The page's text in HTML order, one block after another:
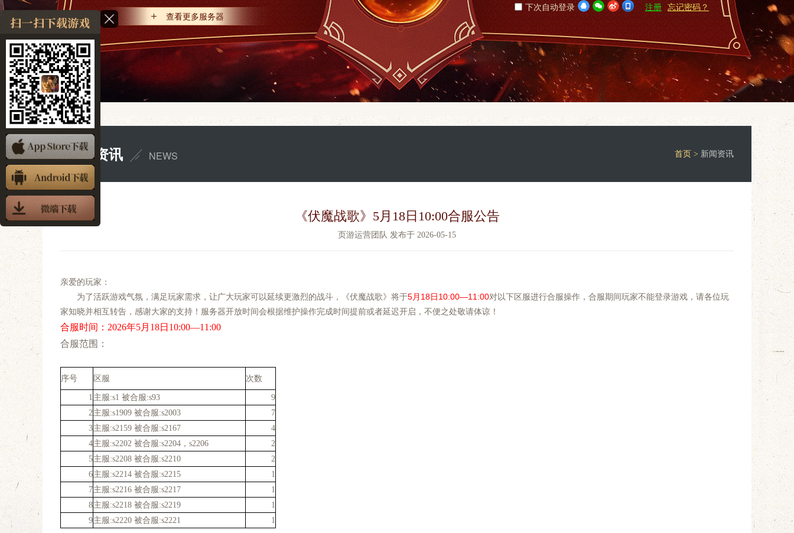
查看更多服务器
下次自动登录 忘记密码？
注册
新闻资讯 NEWS 首页 > 新闻资讯
《伏魔战歌》5月18日10:00合服公告
页游运营团队 发布于 2026-05-15
亲爱的玩家：
为了活跃游戏气氛，满足玩家需求，让广大玩家可以延续更激烈的战斗，《伏魔战歌》将于5月18日10:00—11:00对以下区服进行合服操作，合服期间玩家不能登录游戏，请各位玩
家知晓并相互转告，感谢大家的支持！服务器开放时间会根据维护操作完成时间提前或者延迟开启，不便之处敬请体谅！
合服时间：2026年5月18日10:00—11:00
合服范围：
序号 区服 次数
1 主服:s1 被合服:s93
9
2主服:s1909 被合服:s2003
7
3主服:s2159 被合服:s2167
4
4主服:s2202 被合服:s2204，s2206
2
5主服:s2208 被合服:s2210
2
6主服:s2214 被合服:s2215
1
7主服:s2216 被合服:s2217
1
8主服:s2218 被合服:s2219
1
9主服:s2220 被合服:s2221 1